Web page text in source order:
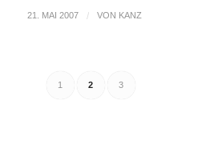
21. MAI 2007 / VON KANZ
1 2 3